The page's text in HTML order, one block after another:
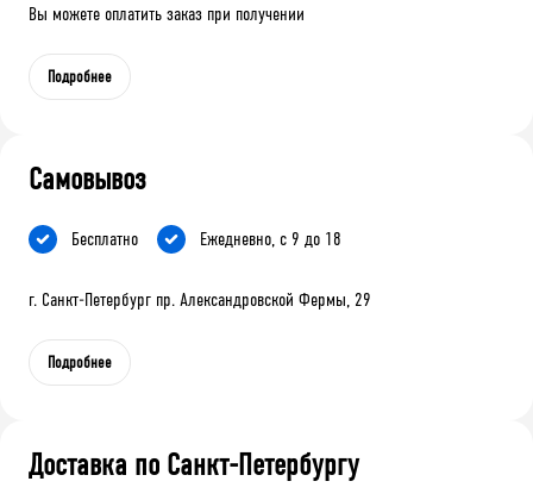
Вы можете оплатить заказ при получении
Подробнее
Самовывоз
Бесплатно Ежедневно, с 9 до 18
г. Санкт-Петербург пр. Александровской Фермы, 29
Подробнее
Доставка по Санкт-Петербургу